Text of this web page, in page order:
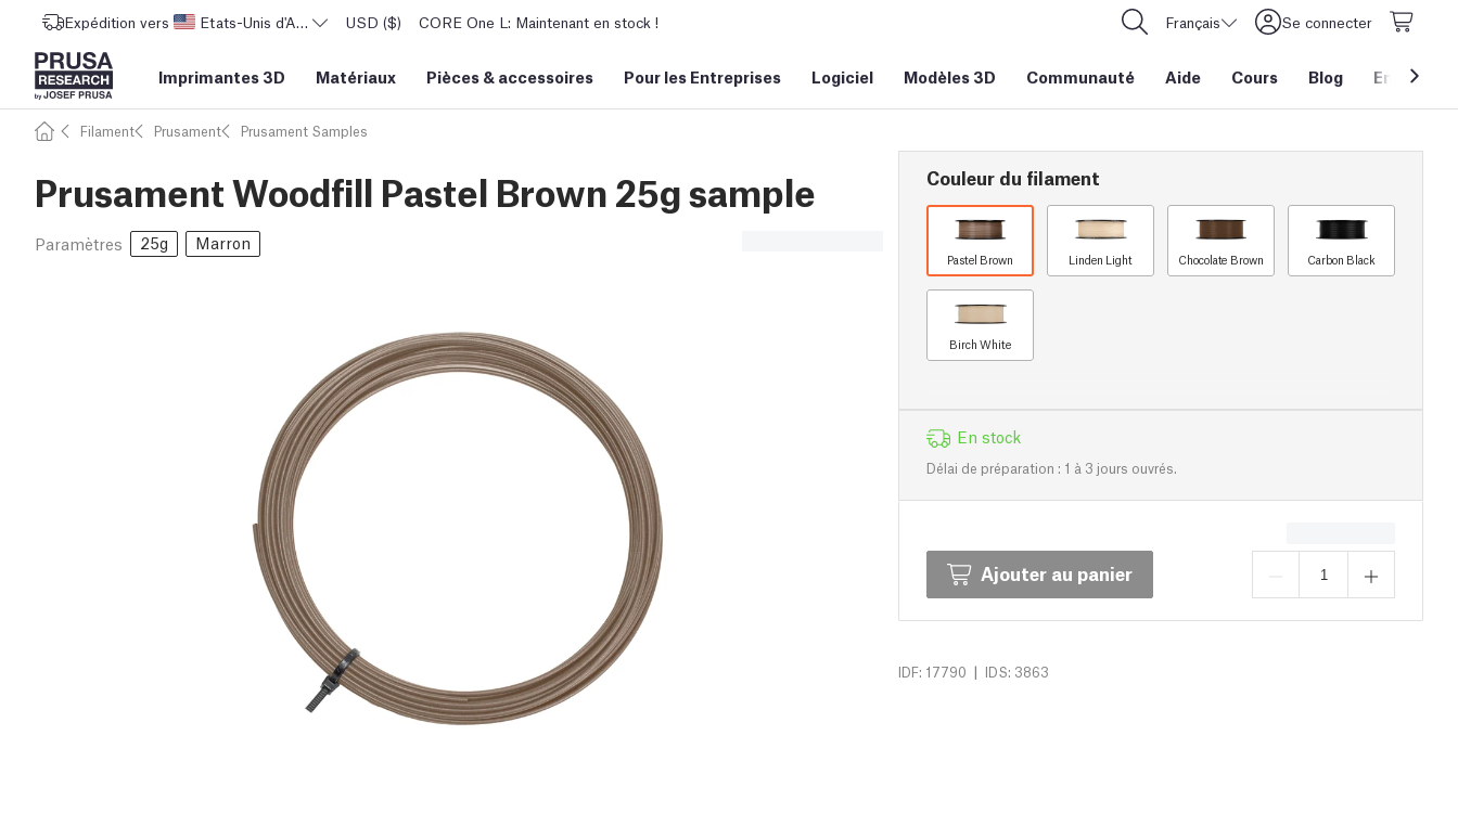
Expédition vers Etats-Unis d'AmériqueUSD ($) CORE One L: Maintenant en stock ! Français Se connecter
Imprimantes 3D Matériaux Pièces & accessoires Pour les Entreprises Logiciel Modèles 3D Communauté Aide Cours Blog Entreprise
Filament Prusament Prusament Samples
Prusament Woodfill Pastel Brown 25g sample
Paramètres 25g Marron
Couleur du filament
Pastel Brown Linden Light Chocolate Brown Carbon Black
Birch White
En stock
Délai de préparation : 1 à 3 jours ouvrés.
Ajouter au panier
IDF: 17790 | IDS: 3863